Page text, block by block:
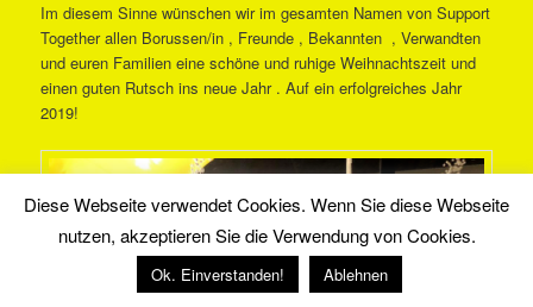
Im diesem Sinne wünschen wir im gesamten Namen von Support
Together allen Borussen/in , Freunde , Bekannten , Verwandten
und euren Familien eine schöne und ruhige Weihnachtszeit und
einen guten Rutsch ins neue Jahr . Auf ein erfolgreiches Jahr
2019!
Diese Webseite verwendet Cookies. Wenn Sie diese Webseite
nutzen, akzeptieren Sie die Verwendung von Cookies.
Ok. Einverstanden! Ablehnen